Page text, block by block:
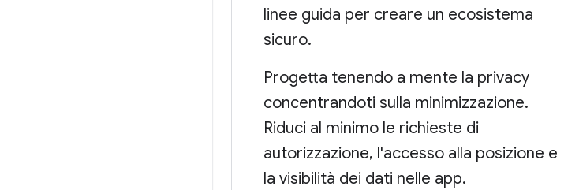
linee guida per creare un ecosistema
sicuro.
Progetta tenendo a mente la privacy
concentrandoti sulla minimizzazione.
Riduci al minimo le richieste di
autorizzazione, l'accesso alla posizione e
la visibilità dei dati nelle app.